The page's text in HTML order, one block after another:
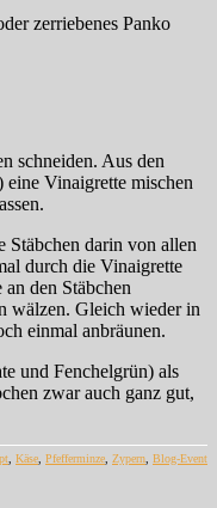
zerriebenes Panko
schneiden. Aus den
eine Vinaigrette mischen
Stäbchen darin von allen
durch die Vinaigrette
den Stäbchen
wälzen. Gleich wieder in
einmal anbräunen.
und Fenchelgrün) als
zwar auch ganz gut,
, Käse, Pfefferminze, Zypern, Blog-Event